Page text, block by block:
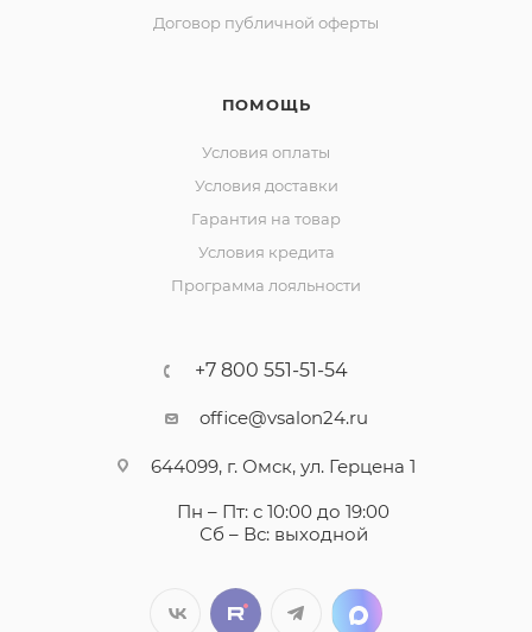
Договор публичной оферты
ПОМОЩЬ
Условия оплаты
Условия доставки
Гарантия на товар
Условия кредита
Программа лояльности
+7 800 551-51-54
office@vsalon24.ru
644099, г. Омск, ул. Герцена 1
Пн – Пт: с 10:00 до 19:00
Сб – Вс: выходной